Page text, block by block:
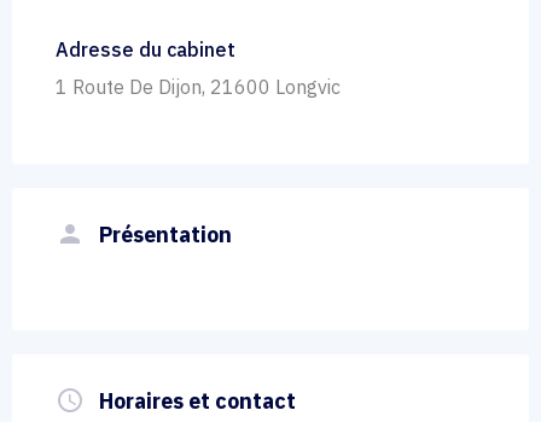
Adresse du cabinet
1 Route De Dijon, 21600 Longvic
person Présentation
query_builder Horaires et contact